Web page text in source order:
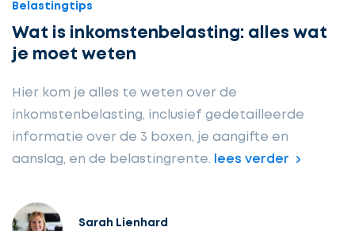
Belastingtips
Wat is inkomstenbelasting: alles wat
je moet weten
Hier kom je alles te weten over de
inkomstenbelasting, inclusief gedetailleerde
informatie over de 3 boxen, je aangifte en
aanslag, en de belastingrente. lees verder
Sarah Lienhard